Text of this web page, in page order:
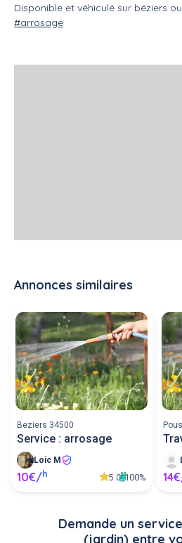
Disponible et véhiculé sur béziers
#arrosage
Annonces similaires
Beziers 34500
Service : arrosage
Loic M
10€/h 5.0 100%
Demande un
(jardin) entre